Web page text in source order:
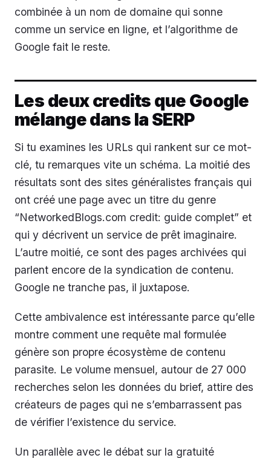
combinée à un nom de domaine qui sonne
comme un service en ligne, et l’algorithme de
Google fait le reste.
Les deux credits que Google
mélange dans la SERP
Si tu examines les URLs qui rankent sur ce mot-
clé, tu remarques vite un schéma. La moitié des
résultats sont des sites généralistes français qui
ont créé une page avec un titre du genre
“NetworkedBlogs.com credit: guide complet” et
qui y décrivent un service de prêt imaginaire.
L’autre moitié, ce sont des pages archivées qui
parlent encore de la syndication de contenu.
Google ne tranche pas, il juxtapose.
Cette ambivalence est intéressante parce qu’elle
montre comment une requête mal formulée
génère son propre écosystème de contenu
parasite. Le volume mensuel, autour de 27 000
recherches selon les données du brief, attire des
créateurs de pages qui ne s’embarrassent pas
de vérifier l’existence du service.
Un parallèle avec le débat sur la gratuité